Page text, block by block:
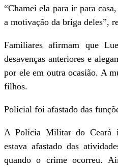
“Chamei ela para ir para
a motivação da briga deles”,
Familiares afirmam que
desavenças anteriores e
por ele em outra ocasião. A
filhos.
Policial foi afastado das
A Polícia Militar do Ceará
estava afastado das
quando o crime ocorreu.